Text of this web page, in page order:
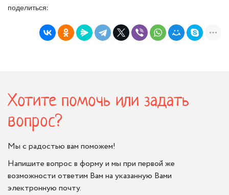
поделиться:
Хотите помочь или задать
вопрос?
Мы с радостью вам поможем!
Напишите вопрос в форму и мы при первой же
возможности ответим Вам на указанную Вами
электронную почту.